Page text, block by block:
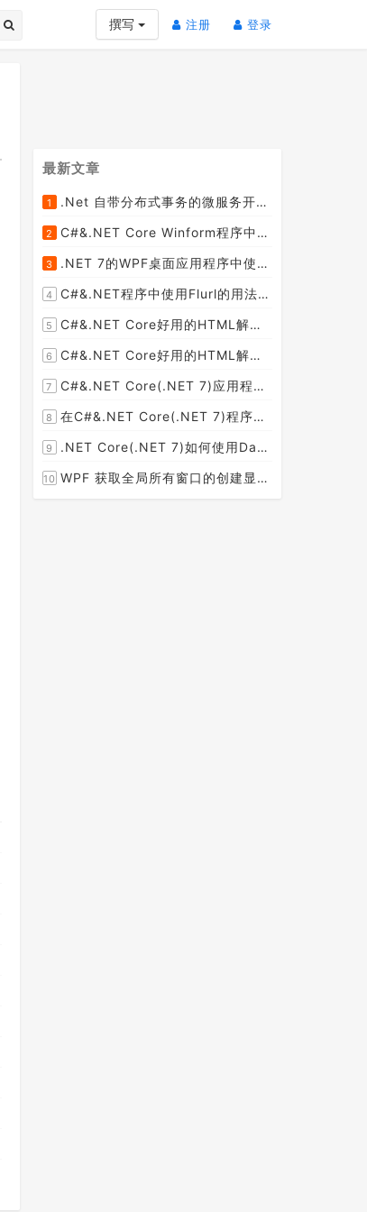
撰写 注册 (current)
登录
最新文章
1
.Net 自带分布式事务的微服务开源框架JMSFramework
2
C#&.NET Core Winform程序中使用Parallel动态开启多个线程及取消多线程详细教程
3
.NET 7的WPF桌面应用程序中使用配置文件：App.config与AppSettings.json
4
C#&.NET程序中使用Flurl的用法与问题汇总(非常详细)
5
C#&.NET Core好用的HTML解析器推荐之HtmlAgilityPack篇
6
C#&.NET Core好用的HTML解析器推荐之AngleSharp篇
7
C#&.NET Core(.NET 7)应用程序开发中如何解析html元素，有哪些类库或组件呢？
8
在C#&.NET Core(.NET 7)程序开发中使用Npgsql,Dapper,EF Core等不同方式连接和操作PostgreSQL数据库示例教程(推荐阅读)
9
.NET Core(.NET 7)如何使用Dapper连接PostgreSQL数据库并实现CRUD(新增，查询，修改，删除)的超详细入门示例教程
10 WPF 获取全局所有窗口的创建显示事件 监控窗口打开
[2023-01-19]